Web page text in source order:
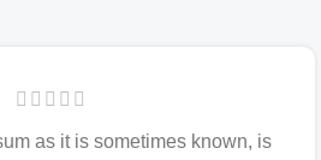
as it is sometimes known, is